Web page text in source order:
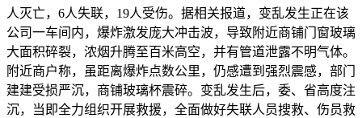
人灭亡，6人失联，19人受伤。据相关报道，变乱发生正在该
公司一车间内，爆炸激发庞大冲击波，导致附近商铺门窗玻璃
大面积碎裂，浓烟升腾至百米高空，并有管道泄露不明气体。
附近商户称，虽距离爆炸点数公里，仍感遭到强烈震感，部门
建建受损严沉，商铺玻璃杯震碎。变乱发生后，委、省高度注
沉，当即全力组织开展救援，全面做好失联人员搜救、伤员救